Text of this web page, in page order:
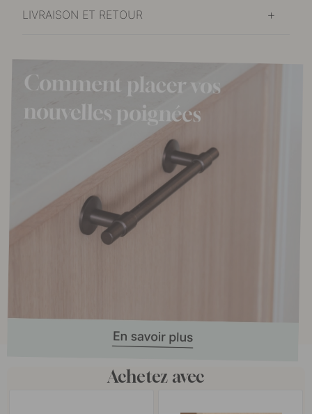
LIVRAISON ET RETOUR
Achetez avec